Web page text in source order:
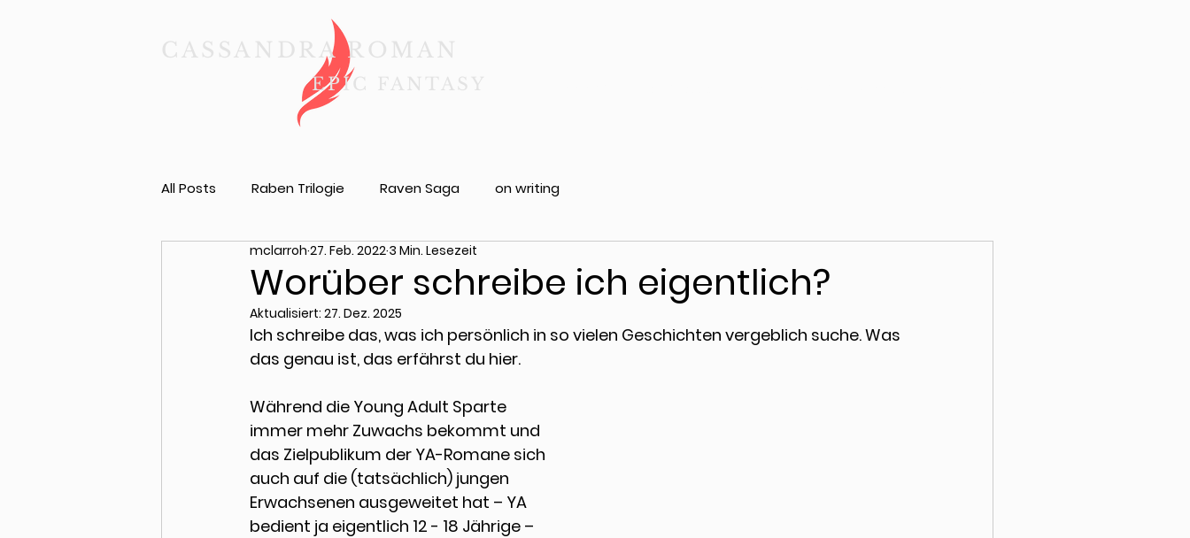
CASSANDRA ROMAN
EPIC FANTASY
All Posts Raben Trilogie Raven Saga on writing
Worüber schreibe ich eigentlich?
mclarroh 27. Feb. 2022 3 Min. Lesezeit
Aktualisiert: 27. Dez. 2025
Ich schreibe das, was ich persönlich in so vielen Geschichten vergeblich suche. Was
das genau ist, das erfährst du hier.
Während die Young Adult Sparte
immer mehr Zuwachs bekommt und
das Zielpublikum der YA-Romane sich
auch auf die (tatsächlich) jungen
Erwachsenen ausgeweitet hat – YA
bedient ja eigentlich 12 - 18 Jährige –